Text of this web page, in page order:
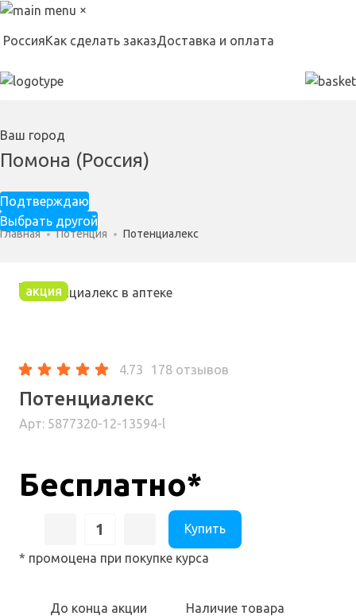
×
РоссияКак сделать заказДоставка и оплата
Ваш город
Помона (Россия)
Подтверждаю
Выбрать другой
Главная Потенция Потенциалекс
акция
4.73 178 отзывов
Потенциалекс
Арт: 5877320-12-13594-l
Бесплатно*
Купить
* промоцена при покупке курса
До конца акции
Наличие товара